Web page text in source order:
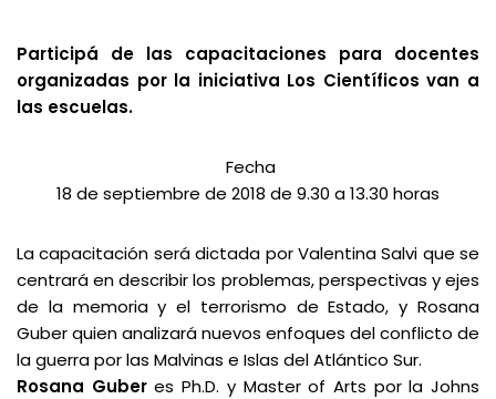
Participá de las capacitaciones para docentes
organizadas por la iniciativa Los Científicos van a
las escuelas.
Fecha
18 de septiembre de 2018 de 9.30 a 13.30 horas
La capacitación será dictada por Valentina Salvi que se
centrará en describir los problemas, perspectivas y ejes
de la memoria y el terrorismo de Estado, y Rosana
Guber quien analizará nuevos enfoques del conflicto de
la guerra por las Malvinas e Islas del Atlántico Sur.
Rosana Guberes Ph.D. y Master of Arts por la Johns